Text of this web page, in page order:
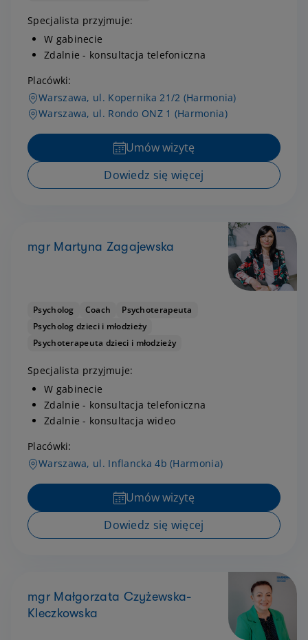
Specjalista przyjmuje:
W gabinecie
Zdalnie - konsultacja telefoniczna
Placówki:
Warszawa, ul. Kopernika 21/2 (Harmonia)
Warszawa, ul. Rondo ONZ 1 (Harmonia)
Umów wizytę
Dowiedz się więcej
mgr Martyna Zagajewska
Psycholog Coach
Psychoterapeuta
Psycholog dzieci i młodzieży
Psychoterapeuta dzieci i młodzieży
Specjalista przyjmuje:
W gabinecie
Zdalnie - konsultacja telefoniczna
Zdalnie - konsultacja wideo
Placówki:
Warszawa, ul. Inflancka 4b (Harmonia)
Umów wizytę
Dowiedz się więcej
mgr Małgorzata Czyżewska-
Kleczkowska